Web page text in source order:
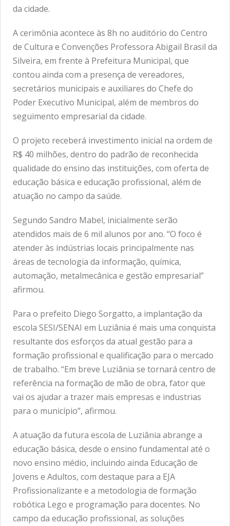
da cidade.
A cerimônia acontece às 8h no auditório do Centro
de Cultura e Convenções Professora Abigail Brasil da
Silveira, em frente à Prefeitura Municipal, que
contou ainda com a presença de vereadores,
secretários municipais e auxiliares do Chefe do
Poder Executivo Municipal, além de membros do
seguimento empresarial da cidade.
O projeto receberá investimento inicial na ordem de
R$ 40 milhões, dentro do padrão de reconhecida
qualidade do ensino das instituições, com oferta de
educação básica e educação profissional, além de
atuação no campo da saúde.
Segundo Sandro Mabel, inicialmente serão
atendidos mais de 6 mil alunos por ano. “O foco é
atender às indústrias locais principalmente nas
áreas de tecnologia da informação, química,
automação, metalmecânica e gestão empresarial”
afirmou.
Para o prefeito Diego Sorgatto, a implantação da
escola SESI/SENAI em Luziânia é mais uma conquista
resultante dos esforços da atual gestão para a
formação profissional e qualificação para o mercado
de trabalho. “Em breve Luziânia se tornará centro de
referência na formação de mão de obra, fator que
vai os ajudar a trazer mais empresas e industrias
para o município”, afirmou.
A atuação da futura escola de Luziânia abrange a
educação básica, desde o ensino fundamental até o
novo ensino médio, incluindo ainda Educação de
Jovens e Adultos, com destaque para a EJA
Profissionalizante e a metodologia de formação
robótica Lego e programação para docentes. No
campo da educação profissional, as soluções